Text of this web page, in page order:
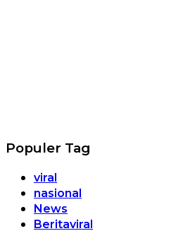
Populer Tag
viral
nasional
News
Beritaviral